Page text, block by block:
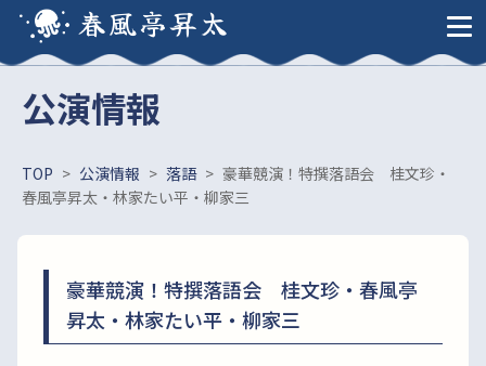
春風亭昇太
公演情報
TOP > 公演情報 > 落語 > 豪華競演！特撰落語会 桂文珍・
春風亭昇太・林家たい平・柳家三
豪華競演！特撰落語会 桂文珍・春風亭
昇太・林家たい平・柳家三